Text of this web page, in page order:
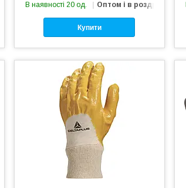
В наявності 20 од. Оптом і в роздріб
Купити